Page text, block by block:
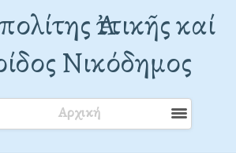
Ἀττικῆς καί
Νικόδημος
Αρχική